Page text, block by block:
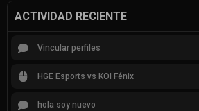
ACTIVIDAD RECIENTE
Vincular perfiles
HGE Esports vs KOI Fénix
hola soy nuevo